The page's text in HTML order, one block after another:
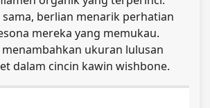
sama, berlian menarik perhatian
mereka yang memukau.
ukuran lulusan
dalam cincin kawin wishbone.